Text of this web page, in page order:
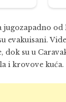
jugozapadno
evakuisani.
dok su u
i krovove kuća.